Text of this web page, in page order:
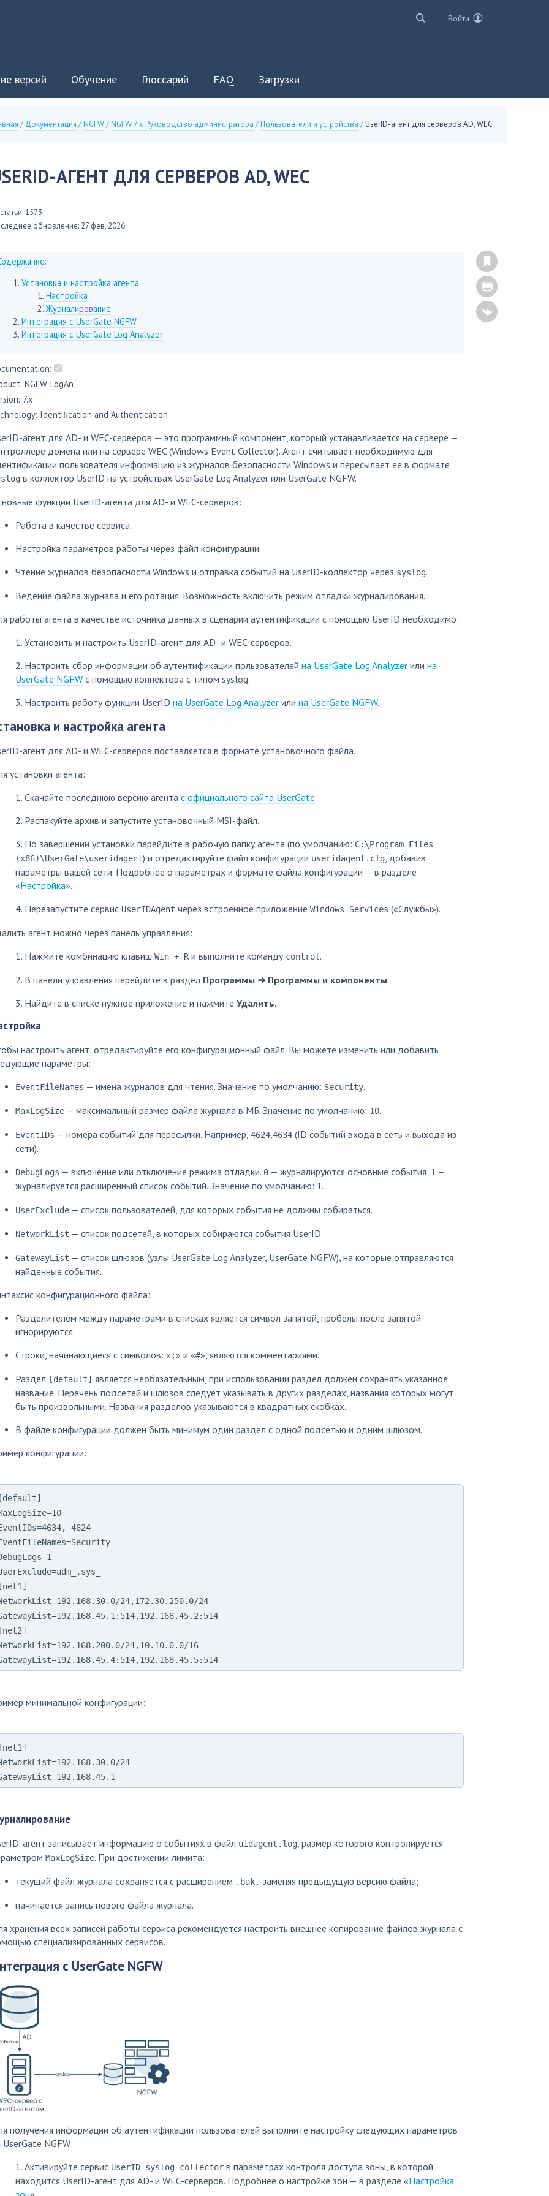
Войти
версий Обучение Глоссарий FAQ Загрузки
/ Документация /NGFW/NGFW 7.x Руководство администратора /Пользователи и устройства /UserID-агент для серверов AD, WEC
АГЕНТ ДЛЯ СЕРВЕРОВ AD, WEC
1573
обновление: 27 фев, 2026
Установка и настройка агента
Настройка
Журналирование
Интеграция с UserGate NGFW
Интеграция с UserGate Log Analyzer
NGFW, LogAn
7.x
Identification and Authentication
агент для AD- и WEC-серверов — это программный компонент, который устанавливается на сервере —
домена или на сервере WEC (Windows Event Collector). Агент считывает необходимую для
пользователя информацию из журналов безопасности Windows и пересылает ее в формате
в коллектор UserID на устройствах UserGate Log Anаlyzer или UserGate NGFW.
функции UserID-агента для AD- и WEC-серверов:
Работа в качестве сервиса.
Настройка параметров работы через файл конфигурации.
Чтение журналов безопасности Windows и отправка событий на UserID-коллектор через syslog.
Ведение файла журнала и его ротация. Возможность включить режим отладки журналирования.
работы агента в качестве источника данных в сценарии аутентификации с помощью UserID необходимо:
1. Установить и настроить UserID-агент для AD- и WEC-серверов.
2. Настроить сбор информации об аутентификации пользователей на UserGate Log Analyzerили на
UserGate NGFWс помощью коннектора с типом syslog.
3. Настроить работу функции UserID на UserGate Log Analyzerили на UserGate NGFW.
и настройка агента
агент для AD- и WEC-серверов поставляется в формате установочного файла.
установки агента:
1. Скачайте последнюю версию агента с официального сайта UserGate.
2. Распакуйте архив и запустите установочный MSI-файл.
3. По завершении установки перейдите в рабочую папку агента (по умолчанию: C:\Program Files
(x86)\UserGate\useridagent) и отредактируйте файл конфигурации useridagent.cfg, добавив
параметры вашей сети. Подробнее о параметрах и формате файла конфигурации — в разделе
«Настройка».
4. Перезапустите сервис UserIDAgent через встроенное приложение Windows Services («Службы»).
агент можно через панель управления:
1. Нажмите комбинацию клавиш Win + Rи выполните команду control .
2. В панели управления перейдите в раздел Программы ➜ Программы и компоненты.
3. Найдите в списке нужное приложение и нажмите Удалить.
настроить агент, отредактируйте его конфигурационный файл. Вы можете изменить или добавить
параметры:
EventFileNames — имена журналов для чтения. Значение по умолчанию: Security.
MaxLogSize— максимальный размер файла журнала в МБ. Значение по умолчанию: 10.
EventIDs — номера событий для пересылки. Например, 4624,4634(ID событий входа в сеть и выхода из
сети).
DebugLogs — включение или отключение режима отладки. 0— журналируются основные события, 1—
журналируется расширенный список событий. Значение по умолчанию: 1.
UserExclude— список пользователей, для которых события не должны собираться.
NetworkList — список подсетей, в которых собираются события UserID.
GatewayList — список шлюзов (узлы UserGate Log Analyzer, UserGate NGFW), на которые отправляются
найденные события.
конфигурационного файла:
Разделителем между параметрами в списках является символ запятой, пробелы после запятой
игнорируются.
Строки, начинающиеся с символов: « ;» и «#», являются комментариями.
Раздел [default] является необязательным, при использовании раздел должен сохранять указанное
название. Перечень подсетей и шлюзов следует указывать в других разделах, названия которых могут
быть произвольными. Названия разделов указываются в квадратных скобках.
В файле конфигурации должен быть минимум один раздел с одной подсетью и одним шлюзом.
конфигурации:
4624
24,172.30.250.0/24
24,10.10.0.0/16
минимальной конфигурации:
24
агент записывает информацию о событиях в файл uidagent.log, размер которого контролируется
MaxLogSize. При достижении лимита:
текущий файл журнала сохраняется с расширением .bak, заменяя предыдущую версию файла;
начинается запись нового файла журнала.
хранения всех записей работы сервиса рекомендуется настроить внешнее копирование файлов журнала с
специализированных сервисов.
с UserGate NGFW
получения информации об аутентификации пользователей выполните настройку следующих параметров
UserGate NGFW:
1. Активируйте сервис UserID syslog collectorв параметрах контроля доступа зоны, в которой
находится UserID-агент для AD- и WEC-серверов. Подробнее о настройке зон — в разделе «Настройка